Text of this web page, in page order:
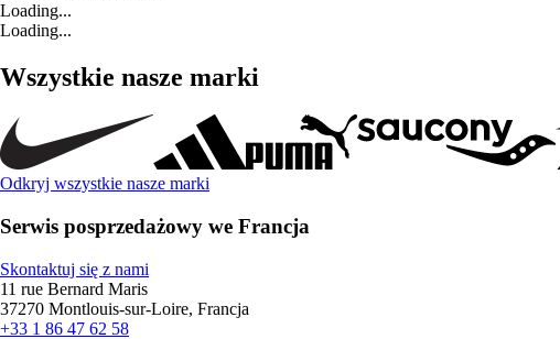
Loading...
Loading...
Wszystkie nasze marki
Odkryj wszystkie nasze marki
Serwis posprzedażowy we Francja
Skontaktuj się z nami
11 rue Bernard Maris
37270 Montlouis-sur-Loire, Francja
+33 1 86 47 62 58